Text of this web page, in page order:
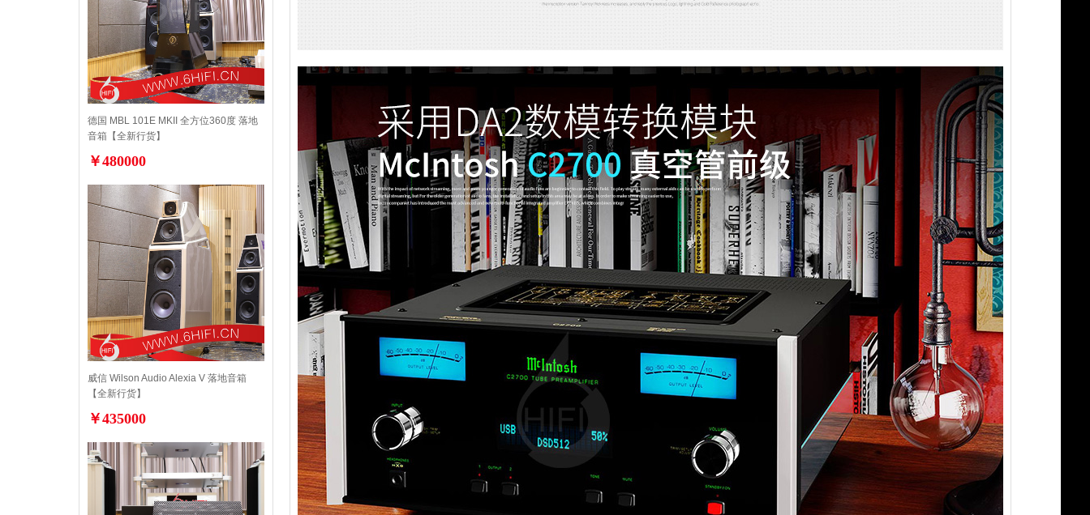
德国 MBL 101E MKII 全方位360度 落地
音箱【全新行货】
￥480000
威信 Wilson Audio Alexia V 落地音箱
【全新行货】
￥435000